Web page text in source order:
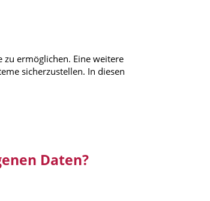
ermöglichen. Eine weitere
sicherzustellen. In diesen
Daten?